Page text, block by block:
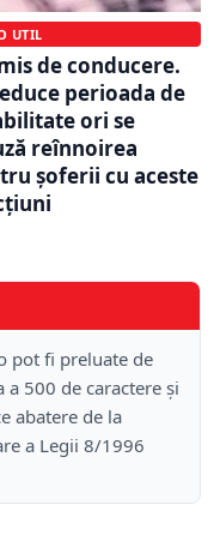
UTIL
de conducere.
perioada de
ori se
reînnoirea
șoferii cu aceste
pot fi preluate de
500 de caractere și
abatere de la
a Legii 8/1996